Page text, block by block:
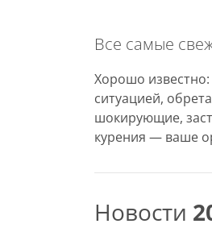
Все самые
Хорошо
ситуацией,
шокирующие,
курения — ваше
Новости